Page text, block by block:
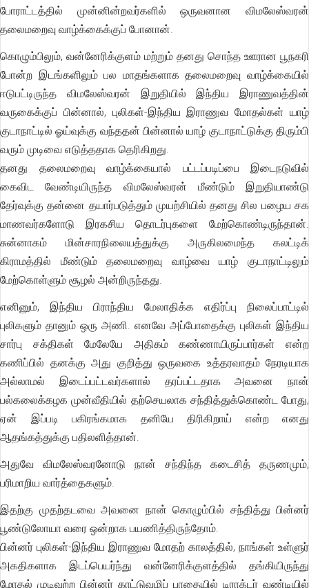
போராட்டத்தில் முன்னின்றவர்களில் ஒருவனான விமலேஸ்வரன்
தலைமறைவு வாழ்க்கைக்குப் போனான்.
கொழும்பிலும், வன்னேரிக்குளம் மற்றும் தனது சொந்த ஊரான பூநகரி
போன்ற இடங்களிலும் பல மாதங்களாக தலைமறைவு வாழ்க்கையில்
ஈடுபட்டிருந்த விமலேஸ்வரன் இறுதியில் இந்திய இராணுவத்தின்
வருகைக்குப் பின்னால், புலிகள்-இந்திய இராணுவ மோதல்கள் யாழ்
குடாநாட்டில் ஓய்வுக்கு வந்ததன் பின்னால் யாழ் குடாநாட்டுக்கு திரும்பி
வரும் முடிவை எடுத்ததாக தெரிகிறது.
தனது தலைமறைவு வாழ்க்கையால் பட்டப்படிப்பை இடைநடுவில்
கைவிட வேண்டியிருந்த விமலேஸ்வரன் மீண்டும் இறுதியாண்டு
தேர்வுக்கு தன்னை தயார்படுத்தும் முயற்சியில் தனது சில பழைய சக
மாணவர்களோடு இரகசிய தொடர்புகளை மேற்கொண்டிருந்தான்.
சுன்னாகம் மின்சாரநிலையத்துக்கு அருகிலமைந்த கலட்டிக்
கிராமத்தில் மீண்டும் தலைமறைவு வாழ்வை யாழ் குடாநாட்டிலும்
மேற்கொள்ளும் சூழல் அன்றிருந்தது.
எனினும், இந்திய பிராந்திய மேலாதிக்க எதிர்ப்பு நிலைப்பாட்டில்
புலிகளும் தானும் ஒரு அணி. எனவே அப்போதைக்கு புலிகள் இந்திய
சார்பு சக்திகள் மேலேயே அதிகம் கண்ணாயிருப்பார்கள் என்ற
கணிப்பில் தனக்கு அது குறித்து ஒருவகை உத்தரவாதம் நேரடியாக
அல்லாமல் இடைப்பட்டவர்களால் தரப்பட்டதாக அவனை நான்
பல்கலைக்கழக முன்வீதியில் தற்செயலாக சந்தித்துக்கொண்ட போது,
ஏன் இப்படி பகிரங்கமாக தனியே திரிகிறாய் என்ற எனது
ஆதங்கத்துக்கு பதிலளித்தான்.
அதுவே விமலேஸ்வரனோடு நான் சந்திந்த கடைசித் தருணமும்,
பரிமாறிய வார்த்தைகளும்.
இதற்கு முதற்தடவை அவனை நான் கொழும்பில் சந்தித்து பின்னர்
பூண்டுலோயா வரை ஒன்றாக பயணித்திருந்தோம்.
பின்னர் புலிகள்-இந்திய இராணுவ மோதற் காலத்தில், நாங்கள் உள்ளுர்
அகதிகளாக இடப்பெயர்ந்து வன்னேரிக்குளத்தில் தங்கியிருந்து
மோதல் முடிவுற்ற பின்னர் காட்டுவழிப் பாதையில் டிராக்டர் வண்டியில்